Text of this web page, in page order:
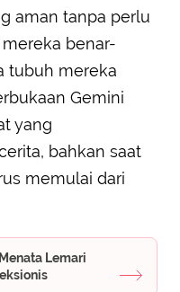
aman tanpa perlu
benar-
tubuh mereka
Gemini
yang
bahkan saat
memulai dari
Lemari